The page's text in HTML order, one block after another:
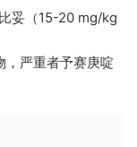
妥（15-20 mg/kg
，严重者予赛庚啶